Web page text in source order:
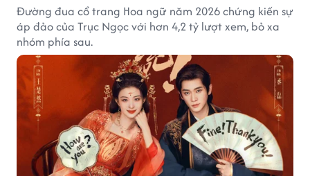
Đường đua cổ trang Hoa ngữ năm 2026 chứng kiến sự
áp đảo của Trục Ngọc với hơn 4,2 tỷ lượt xem, bỏ xa
nhóm phía sau.